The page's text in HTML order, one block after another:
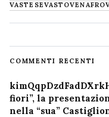
VASTESEVASTOVENAFRO
COMMENTI RECENTI
fiori”, la
nella “sua”